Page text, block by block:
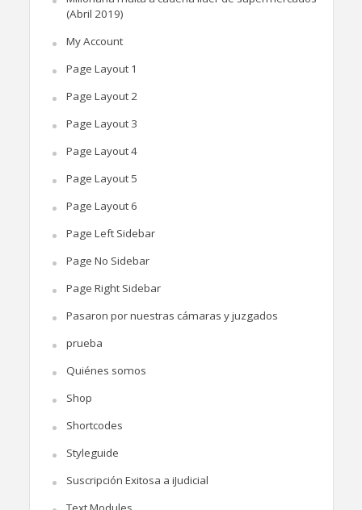
(Abril 2019)
My Account
Page Layout 1
Page Layout 2
Page Layout 3
Page Layout 4
Page Layout 5
Page Layout 6
Page Left Sidebar
Page No Sidebar
Page Right Sidebar
Pasaron por nuestras cámaras y juzgados
prueba
Quiénes somos
Shop
Shortcodes
Styleguide
Suscripción Exitosa a iJudicial